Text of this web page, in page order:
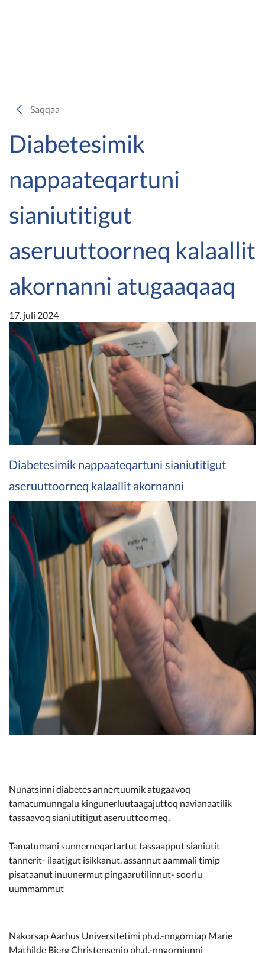
Saqqaa
Diabetesimik
nappaateqartuni
sianiutitigut
aseruuttoorneq kalaallit
akornanni atugaaqaaq
17. juli 2024
Diabetesimik nappaateqartuni sianiutitigut
aseruuttoorneq kalaallit akornanni
Nunatsinni diabetes annertuumik atugaavoq
tamatumunngalu kingunerluutaagajuttoq navianaatilik
tassaavoq sianiutitigut aseruuttoorneq.
Tamatumani sunnerneqartartut tassaapput sianiutit
tannerit- ilaatigut isikkanut, assannut aammali timip
pisataanut inuunermut pingaarutilinnut- soorlu
uummammut
Nakorsap Aarhus Universitetimi ph.d.-nngorniap Marie
Mathilde Bjerg Christensenip ph.d.-nngorniunni